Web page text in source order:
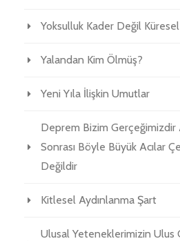
Yoksulluk Kader Değil Küresel
Yalandan Kim Ölmüş?
Yeni Yıla İlişkin Umutlar
Deprem Bizim Gerçeğimizdir
Sonrası Böyle Büyük Acılar
Değildir
Kitlesel Aydınlanma Şart
Ulusal Yeteneklerimizin Ulus